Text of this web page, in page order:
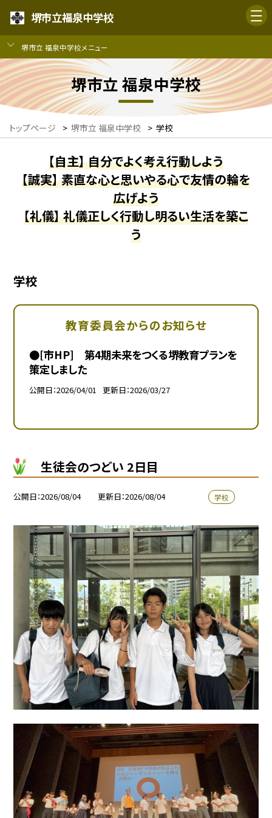
堺市立福泉中学校
堺市立 福泉中学校メニュー
堺市立 福泉中学校
トップページ > 堺市立 福泉中学校 > 学校
【自主】 自分でよく考え行動しよう
【誠実】 素直な心と思いやる心で友情の輪を
広げよう
【礼儀】 礼儀正しく行動し明るい生活を築こ
う
学校
教育委員会からのお知らせ
●[市HP] 第4期未来をつくる堺教育プランを
策定しました
公開日 2026/04/01 更新日 2026/03/27
生徒会のつどい 2日目
公開日 2026/08/04 更新日 2026/08/04 学校